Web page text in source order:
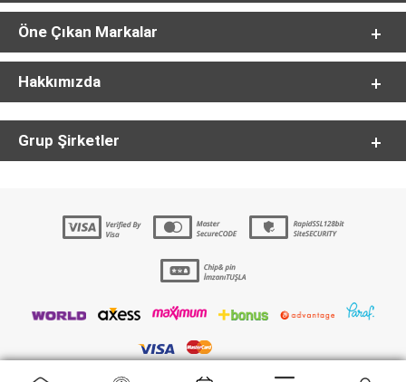
Öne Çıkan Markalar
Hakkımızda
Grup Şirketler